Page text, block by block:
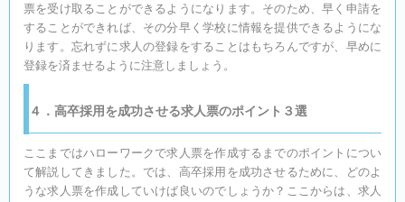
票を受け取ることができるようになります。そのため、早く申請を
することができれば、その分早く学校に情報を提供できるようにな
ります。忘れずに求人の登録をすることはもちろんですが、早めに
登録を済ませるように注意しましょう。
４．高卒採用を成功させる求人票のポイント３選
ここまではハローワークで求人票を作成するまでのポイントについ
て解説してきました。では、高卒採用を成功させるために、どのよ
うな求人票を作成していけば良いのでしょうか？ここからは、求人